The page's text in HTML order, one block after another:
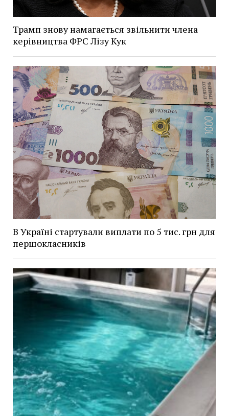
Трамп знову намагається звільнити члена
керівництва ФРС Лізу Кук
В Україні стартували виплати по 5 тис. грн для
першокласників